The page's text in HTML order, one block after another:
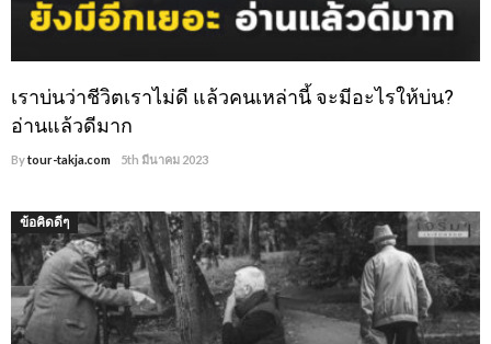
เราบ่นว่าชีวิตเราไม่ดี แล้วคนเหล่านี้ จะมีอะไรให้บ่น?
อ่านแล้วดีมาก
Bytour-takja.com 5th มีนาคม 2023
ข้อคิดดีๆ